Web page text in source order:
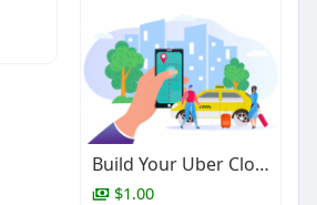
Build Your Uber Clone App | Taxi Booking Platform
$1.00